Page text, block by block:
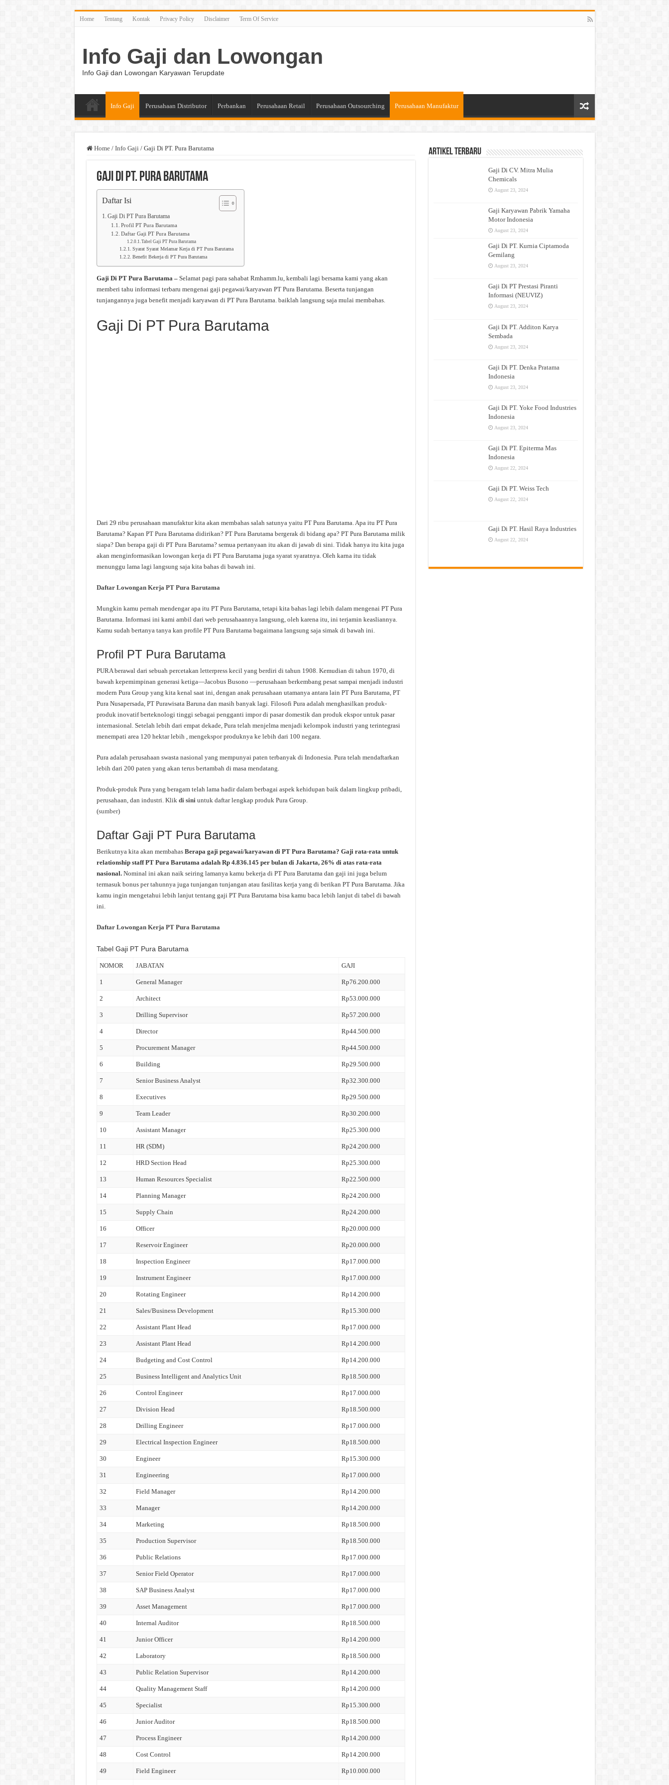
Home Tentang Kontak Privacy Policy Disclaimer Term Of Service
Info Gaji dan Lowongan
Info Gaji dan Lowongan Karyawan Terupdate
Info Gaji Perusahaan Distributor Perbankan Perusahaan Retail Perusahaan Outsourching Perusahaan Manufaktur
Home / Info Gaji / Gaji Di PT. Pura Barutama
Gaji Di PT. Pura Barutama
Daftar Isi
Gaji Di PT Pura Barutama
Profil PT Pura Barutama
Daftar Gaji PT Pura Barutama
Tabel Gaji PT Pura Barutama
Syarat Syarat Melamar Kerja di PT Pura Barutama
Benefit Bekerja di PT Pura Barutama
Gaji Di PT Pura Barutama – Selamat pagi para sahabat Rmhamm.lu, kembali lagi bersama kami yang akan
memberi tahu informasi terbaru mengenai gaji pegawai/karyawan PT Pura Barutama. Beserta tunjangan
tunjangannya juga benefit menjadi karyawan di PT Pura Barutama. baiklah langsung saja mulai membahas.
Gaji Di PT Pura Barutama
Dari 29 ribu perusahaan manufaktur kita akan membahas salah satunya yaitu PT Pura Barutama. Apa itu PT Pura
Barutama? Kapan PT Pura Barutama didirikan? PT Pura Barutama bergerak di bidang apa? PT Pura Barutama milik
siapa? Dan berapa gaji di PT Pura Barutama? semua pertanyaan itu akan di jawab di sini. Tidak hanya itu kita juga
akan menginformasikan lowongan kerja di PT Pura Barutama juga syarat syaratnya. Oleh karna itu tidak
menunggu lama lagi langsung saja kita bahas di bawah ini.
Daftar Lowongan Kerja PT Pura Barutama
Mungkin kamu pernah mendengar apa itu PT Pura Barutama, tetapi kita bahas lagi lebih dalam mengenai PT Pura
Barutama. Informasi ini kami ambil dari web perusahaannya langsung, oleh karena itu, ini terjamin keasliannya.
Kamu sudah bertanya tanya kan profile PT Pura Barutama bagaimana langsung saja simak di bawah ini.
Profil PT Pura Barutama
PURA berawal dari sebuah percetakan letterpress kecil yang berdiri di tahun 1908. Kemudian di tahun 1970, di
bawah kepemimpinan generasi ketiga—Jacobus Busono —perusahaan berkembang pesat sampai menjadi industri
modern Pura Group yang kita kenal saat ini, dengan anak perusahaan utamanya antara lain PT Pura Barutama, PT
Pura Nusapersada, PT Purawisata Baruna dan masih banyak lagi. Filosofi Pura adalah menghasilkan produk-
produk inovatif berteknologi tinggi sebagai pengganti impor di pasar domestik dan produk ekspor untuk pasar
internasional. Setelah lebih dari empat dekade, Pura telah menjelma menjadi kelompok industri yang terintegrasi
menempati area 120 hektar lebih , mengekspor produknya ke lebih dari 100 negara.
Pura adalah perusahaan swasta nasional yang mempunyai paten terbanyak di Indonesia. Pura telah mendaftarkan
lebih dari 200 paten yang akan terus bertambah di masa mendatang.
Produk-produk Pura yang beragam telah lama hadir dalam berbagai aspek kehidupan baik dalam lingkup pribadi,
perusahaan, dan industri. Klik di siniuntuk daftar lengkap produk Pura Group.
(sumber)
Daftar Gaji PT Pura Barutama
Berikutnya kita akan membahas Berapa gaji pegawai/karyawan di PT Pura Barutama? Gaji rata-rata untuk
relationship staff PT Pura Barutama adalah Rp 4.836.145 per bulan di Jakarta, 26% di atas rata-rata
nasional. Nominal ini akan naik seiring lamanya kamu bekerja di PT Pura Barutama dan gaji ini juga belum
termasuk bonus per tahunnya juga tunjangan tunjangan atau fasilitas kerja yang di berikan PT Pura Barutama. Jika
kamu ingin mengetahui lebih lanjut tentang gaji PT Pura Barutama bisa kamu baca lebih lanjut di tabel di bawah
ini.
Daftar Lowongan Kerja PT Pura Barutama
Tabel Gaji PT Pura Barutama
NOMOR JABATAN GAJI
1 General Manager Rp76.200.000
2 Architect Rp53.000.000
3 Drilling Supervisor Rp57.200.000
4 Director Rp44.500.000
5 Procurement Manager Rp44.500.000
6 Building Rp29.500.000
7 Senior Business Analyst Rp32.300.000
8 Executives Rp29.500.000
9 Team Leader Rp30.200.000
10 Assistant Manager Rp25.300.000
11 HR (SDM) Rp24.200.000
12 HRD Section Head Rp25.300.000
13 Human Resources Specialist Rp22.500.000
14 Planning Manager Rp24.200.000
15 Supply Chain Rp24.200.000
16 Officer Rp20.000.000
17 Reservoir Engineer Rp20.000.000
18 Inspection Engineer Rp17.000.000
19 Instrument Engineer Rp17.000.000
20 Rotating Engineer Rp14.200.000
21 Sales/Business Development Rp15.300.000
22 Assistant Plant Head Rp17.000.000
23 Assistant Plant Head Rp14.200.000
24 Budgeting and Cost Control Rp14.200.000
25 Business Intelligent and Analytics Unit Rp18.500.000
26 Control Engineer Rp17.000.000
27 Division Head Rp18.500.000
28 Drilling Engineer Rp17.000.000
29 Electrical Inspection Engineer Rp18.500.000
30 Engineer Rp15.300.000
31 Engineering Rp17.000.000
32 Field Manager Rp14.200.000
33 Manager Rp14.200.000
34 Marketing Rp18.500.000
35 Production Supervisor Rp18.500.000
36 Public Relations Rp17.000.000
37 Senior Field Operator Rp17.000.000
38 SAP Business Analyst Rp17.000.000
39 Asset Management Rp17.000.000
40 Internal Auditor Rp18.500.000
41 Junior Officer Rp14.200.000
42 Laboratory Rp18.500.000
43 Public Relation Supervisor Rp14.200.000
44 Quality Management Staff Rp14.200.000
45 Specialist Rp15.300.000
46 Junior Auditor Rp18.500.000
47 Process Engineer Rp14.200.000
48 Cost Control Rp14.200.000
49 Field Engineer Rp10.000.000
Artikel Terbaru
Gaji Di CV. Mitra Mulia
Chemicals
August 23, 2024
Gaji Karyawan Pabrik Yamaha
Motor Indonesia
August 23, 2024
Gaji Di PT. Kurnia Ciptamoda
Gemilang
August 23, 2024
Gaji Di PT Prestasi Piranti
Informasi (NEUVIZ)
August 23, 2024
Gaji Di PT. Additon Karya
Sembada
August 23, 2024
Gaji Di PT. Denka Pratama
Indonesia
August 23, 2024
Gaji Di PT. Yoke Food Industries
Indonesia
August 23, 2024
Gaji Di PT. Epiterma Mas
Indonesia
August 22, 2024
Gaji Di PT. Weiss Tech
August 22, 2024
Gaji Di PT. Hasil Raya Industries
August 22, 2024